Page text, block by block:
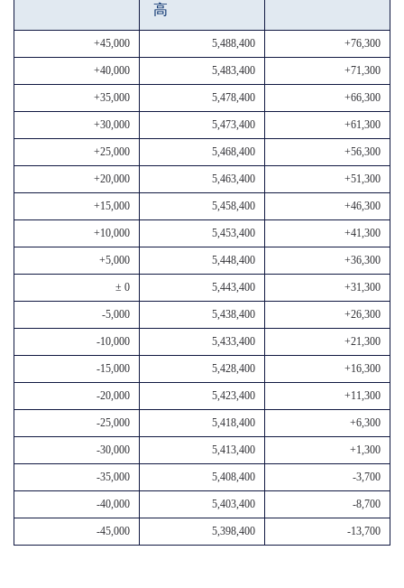
高
+45,000 5,488,400 +76,300
+40,000 5,483,400 +71,300
+35,000 5,478,400 +66,300
+30,000 5,473,400 +61,300
+25,000 5,468,400 +56,300
+20,000 5,463,400 +51,300
+15,000 5,458,400 +46,300
+10,000 5,453,400 +41,300
+5,000 5,448,400 +36,300
± 0 5,443,400 +31,300
-5,000 5,438,400 +26,300
-10,000 5,433,400 +21,300
-15,000 5,428,400 +16,300
-20,000 5,423,400 +11,300
-25,000 5,418,400 +6,300
-30,000 5,413,400 +1,300
-35,000 5,408,400 -3,700
-40,000 5,403,400 -8,700
-45,000 5,398,400 -13,700